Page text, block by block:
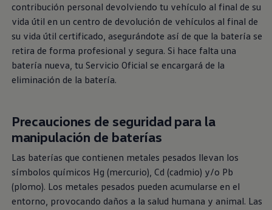
contribución personal devolviendo tu vehículo al final de su
vida útil en un centro de devolución de vehículos al final de
su vida útil certificado, asegurándote así de que la batería se
retira de forma profesional y segura. Si hace falta una
batería nueva, tu Servicio Oficial se encargará de la
eliminación de la batería.
Precauciones de seguridad para la
manipulación de baterías
Las baterías que contienen metales pesados llevan los
símbolos químicos Hg (mercurio), Cd (cadmio) y/o Pb
(plomo). Los metales pesados pueden acumularse en el
entorno, provocando daños a la salud humana y animal. Las